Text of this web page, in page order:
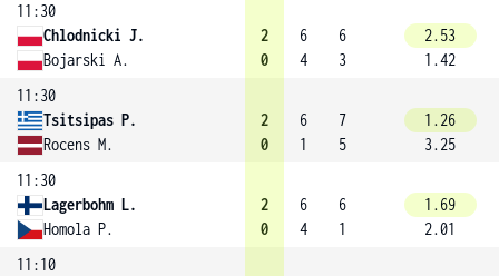
11:30
Chlodnicki J.
Bojarski A.
2
0
6
4
6
3
2.53
1.42
11:30
Tsitsipas P.
Rocens M.
2
0
6
1
7
5
1.26
3.25
11:30
Lagerbohm L.
Homola P.
2
0
6
4
6
1
1.69
2.01
11:10